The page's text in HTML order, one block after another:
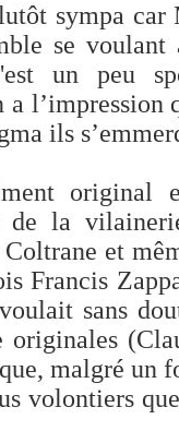
sympa car
se
un peu
l’impression
ils
original
de la
et
Francis
sans
originales
malgré un
volontiers